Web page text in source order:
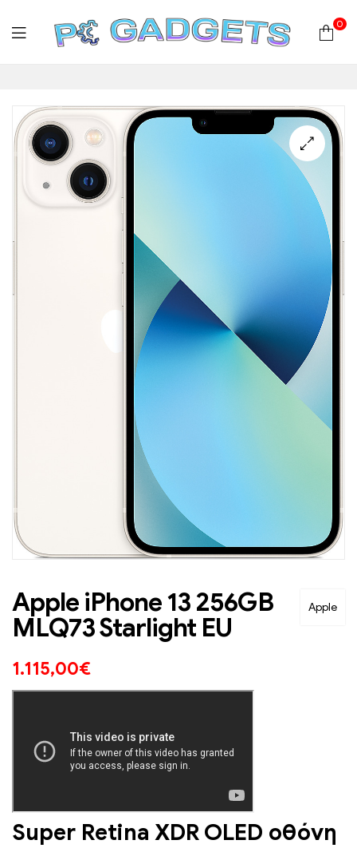
Gadgets
Plus
Hardware
Αναλώσιμα
0
Apple
Apple iPhone 13 256GB
MLQ73 Starlight EU
1.115,00€
Super Retina XDR OLED οθόνη